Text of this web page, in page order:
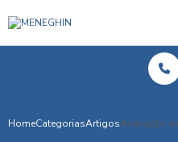
HomeCategoriasArtigosAvaliação